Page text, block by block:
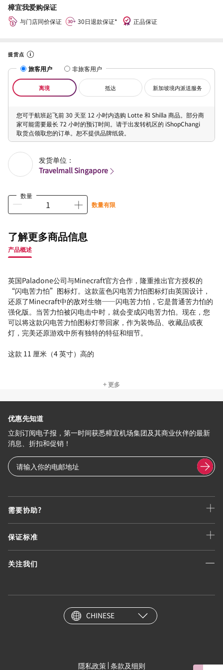
樟宜我爱购保证
与门店同价保证 30日退款保证* 正品保证
提货点
旅客用户 非旅客用户
离境 抵达 新加坡境内派送服务
您可于航班起飞前 30 天至 12 小时内选购 Lotte 和 Shilla 商品。部分商
家可能需要最长 72 小时的预订时间。请于出发转机区的 iShopChangi
取货点领取您的订单。恕不提供品牌纸袋。
发货单位：
Travelmall Singapore
数量
数量有限
了解更多商品信息
产品概述
英国Paladone公司与Minecraft官方合作，隆重推出官方授权的
“闪电苦力怕”图标灯。这款蓝色闪电苦力怕图标灯由英国设计，
还原了Minecraft中的敌对生物——闪电苦力怕，它是普通苦力怕的
强化版。当苦力怕被闪电击中时，就会变成闪电苦力怕。现在，您
可以将这款闪电苦力怕图标灯带回家，作为装饰品、收藏品或夜
灯，完美还原游戏中所有独特的特征和细节。
这款 11 厘米（4 英寸）高的
+ 更多
需要协助?
保证标准
关注我们
优惠先知道
立刻订阅电子报，第一时间获悉樟宜机场集团及其商业伙伴的最新
消息、折扣和促销！
CHINESE
隱私政策 条款及细则